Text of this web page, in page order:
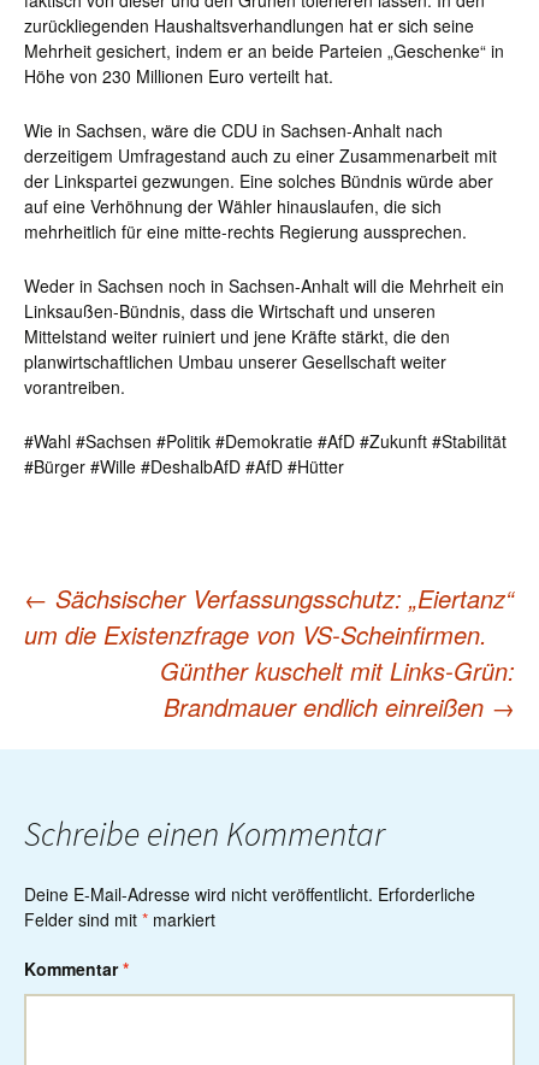
zurückliegenden Haushaltsverhandlungen hat er sich seine
Mehrheit gesichert, indem er an beide Parteien „Geschenke“ in
Höhe von 230 Millionen Euro verteilt hat.
Wie in Sachsen, wäre die CDU in Sachsen-Anhalt nach
derzeitigem Umfragestand auch zu einer Zusammenarbeit mit
der Linkspartei gezwungen. Eine solches Bündnis würde aber
auf eine Verhöhnung der Wähler hinauslaufen, die sich
mehrheitlich für eine mitte-rechts Regierung aussprechen.
Weder in Sachsen noch in Sachsen-Anhalt will die Mehrheit ein
Linksaußen-Bündnis, dass die Wirtschaft und unseren
Mittelstand weiter ruiniert und jene Kräfte stärkt, die den
planwirtschaftlichen Umbau unserer Gesellschaft weiter
vorantreiben.
#Wahl #Sachsen #Politik #Demokratie #AfD #Zukunft #Stabilität
#Bürger #Wille #DeshalbAfD #AfD #Hütter
Post
navigation
← Sächsischer Verfassungsschutz: „Eiertanz“
um die Existenzfrage von VS-Scheinfirmen.
Günther kuschelt mit Links-Grün:
Brandmauer endlich einreißen →
Schreibe einen Kommentar
Deine E-Mail-Adresse wird nicht veröffentlicht. Erforderliche
Felder sind mit * markiert
Kommentar*